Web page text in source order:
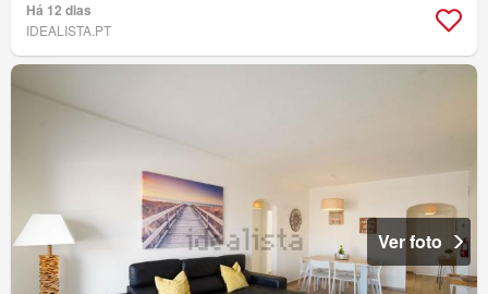
Há 12 dias
IDEALISTA.PT
Ver foto